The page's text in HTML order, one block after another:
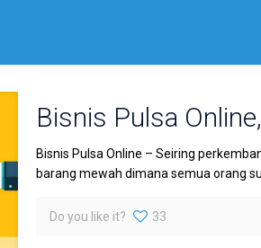
Bisnis Pulsa
Bisnis Pulsa Online – Seiring
barang mewah dimana semua orang
Do you like it? 33